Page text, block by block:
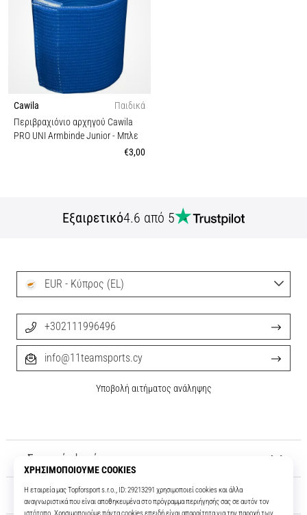
Cawila
Παιδικά
Περιβραχιόνιο αρχηγού Cawila
PRO UNI Armbinde Junior- Μπλε
€3,00
Εξαιρετικό4.6 από 5
Σχετικά μ' εμάς
Εξυπηρέτηση πελατών
EUR - Κύπρος (EL)
+302111996496
info@11teamsports.cy
Υποβολή αιτήματος ανάληψης